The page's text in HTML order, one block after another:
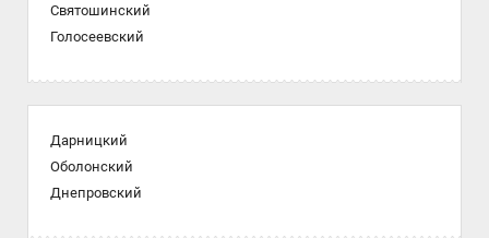
Святошинский
Голосеевский
Дарницкий
Оболонский
Днепровский